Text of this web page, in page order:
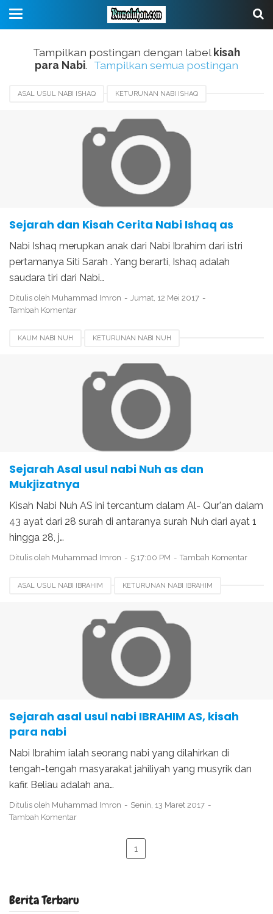
Tampilkan postingan dengan label kisah
para Nabi. Tampilkan semua postingan
ASAL USUL NABI ISHAQ KETURUNAN NABI ISHAQ
Sejarah dan Kisah Cerita Nabi Ishaq as
Nabi Ishaq merupkan anak dari Nabi Ibrahim dari istri
pertamanya Siti Sarah . Yang berarti, Ishaq adalah
saudara tiri dari Nabi…
Ditulis oleh Muhammad Imron
Jumat, 12 Mei 2017
Tambah Komentar
KAUM NABI NUH KETURUNAN NABI NUH
PERISTIWA NABI NUH
Sejarah Asal usul nabi Nuh as dan
Mukjizatnya
Kisah Nabi Nuh AS ini tercantum dalam Al- Qur'an dalam
43 ayat dari 28 surah di antaranya surah Nuh dari ayat 1
hingga 28, j…
Ditulis oleh Muhammad Imron 5:17:00 PM Tambah Komentar
ASAL USUL NABI IBRAHIM KETURUNAN NABI IBRAHIM
MUKJIZAT NABI IBRAHIM SEJARAH NABI IBRAHIM
Sejarah asal usul nabi IBRAHIM AS, kisah
para nabi
Nabi Ibrahim ialah seorang nabi yang dilahirkan di
tengah-tengah masyarakat jahiliyah yang musyrik dan
kafir. Beliau adalah ana…
Ditulis oleh Muhammad Imron
Senin, 13 Maret 2017
Tambah Komentar
1
Berita Terbaru